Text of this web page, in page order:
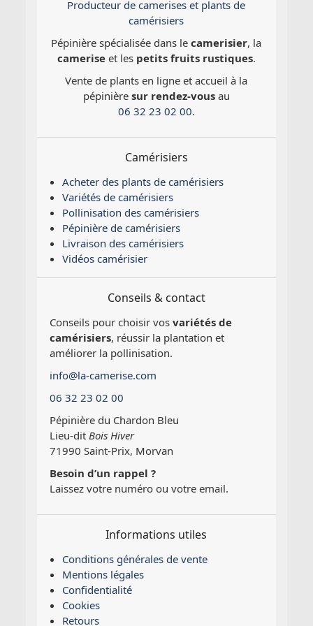
Producteur de camerises et plants de
camérisiers
Pépinière spécialisée dans lecamerisier, la
cameriseet les petits fruits rustiques.
Vente de plants en ligne et accueil à la
pépinière sur rendez-vousau
06 32 23 02 00.
Camérisiers
Acheter des plants de camérisiers
Variétés de camérisiers
Pollinisation des camérisiers
Pépinière de camérisiers
Livraison des camérisiers
Vidéos camérisier
Conseils & contact
Conseils pour choisir vosvariétés de
camérisiers, réussir la plantation et
améliorer la pollinisation.
info@la-camerise.com
06 32 23 02 00
Pépinière du Chardon Bleu
Lieu-ditBois Hiver
71990 Saint-Prix, Morvan
Besoin d’un rappel ?
Laissez votre numéro ou votre email.
Informations utiles
Conditions générales de vente
Mentions légales
Confidentialité
Cookies
Retours